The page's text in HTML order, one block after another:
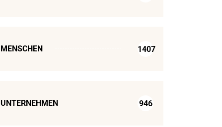
MENSCHEN 1407
UNTERNEHMEN 946